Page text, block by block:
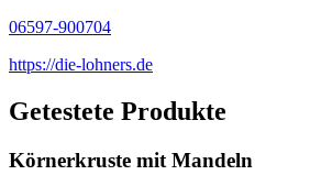
06597-900704
https://die-lohners.de
Getestete Produkte
Körnerkruste mit Mandeln